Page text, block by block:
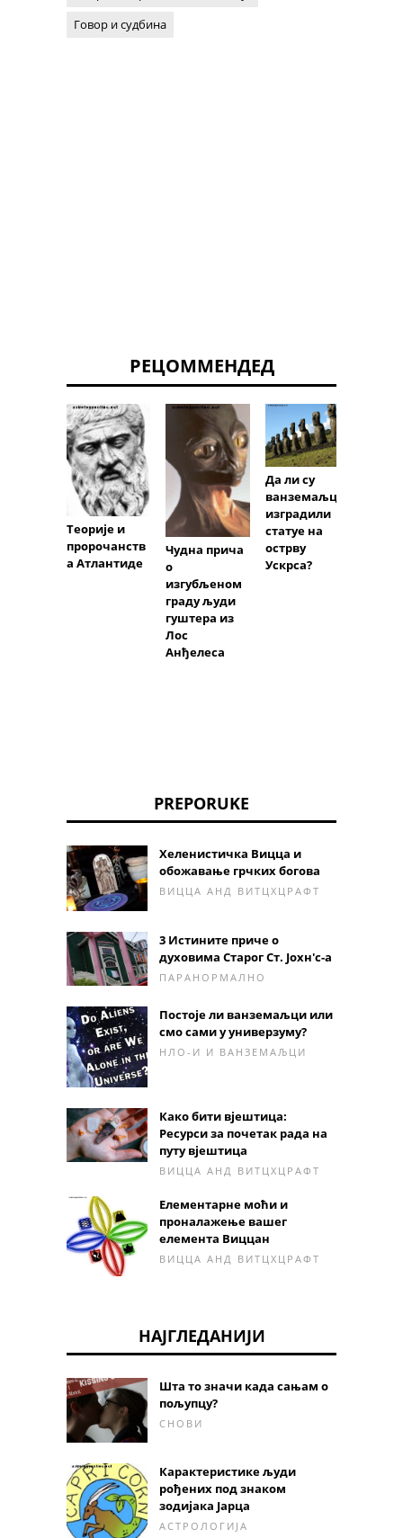
Говор и судбина
РЕЦОММЕНДЕД
Теорије и
пророчанств
а Атлантиде
Чудна прича
о
изгубљеном
граду људи
гуштера из
Лос
Анђелеса
Да ли су
ванземаљци
изградили
статуе на
острву
Ускрса?
PREPORUKE
Хеленистичка Вицца и
обожавање грчких богова
ВИЦЦА АНД ВИТЦХЦРАФТ
3 Истините приче о
духовима Старог Ст. Јохн'с-а
ПАРАНОРМАЛНО
Постоје ли ванземаљци или
смо сами у универзуму?
НЛО-И И ВАНЗЕМАЉЦИ
Како бити вјештица:
Ресурси за почетак рада на
путу вјештица
ВИЦЦА АНД ВИТЦХЦРАФТ
Елементарне моћи и
проналажење вашег
елемента Виццан
ВИЦЦА АНД ВИТЦХЦРАФТ
НАЈГЛЕДАНИЈИ
Шта то значи када сањам о
пољупцу?
СНОВИ
Карактеристике људи
рођених под знаком
зодијака Јарца
АСТРОЛОГИЈА